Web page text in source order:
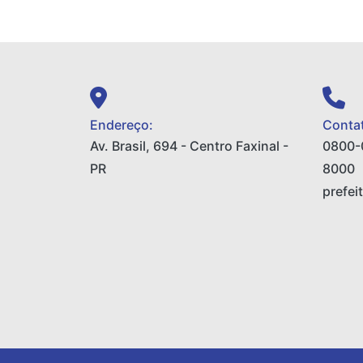
Endereço:
Av. Brasil, 694 - Centro Faxinal -
PR
8000